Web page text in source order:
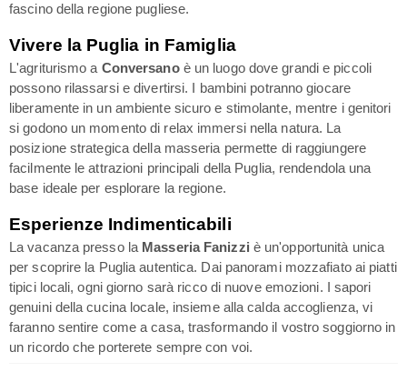
fascino della regione pugliese.
Vivere la Puglia in Famiglia
L'agriturismo a Conversanoè un luogo dove grandi e piccoli
possono rilassarsi e divertirsi. I bambini potranno giocare
liberamente in un ambiente sicuro e stimolante, mentre i genitori
si godono un momento di relax immersi nella natura. La
posizione strategica della masseria permette di raggiungere
facilmente le attrazioni principali della Puglia, rendendola una
base ideale per esplorare la regione.
Esperienze Indimenticabili
La vacanza presso la Masseria Fanizzi è un'opportunità unica
per scoprire la Puglia autentica. Dai panorami mozzafiato ai piatti
tipici locali, ogni giorno sarà ricco di nuove emozioni. I sapori
genuini della cucina locale, insieme alla calda accoglienza, vi
faranno sentire come a casa, trasformando il vostro soggiorno in
un ricordo che porterete sempre con voi.